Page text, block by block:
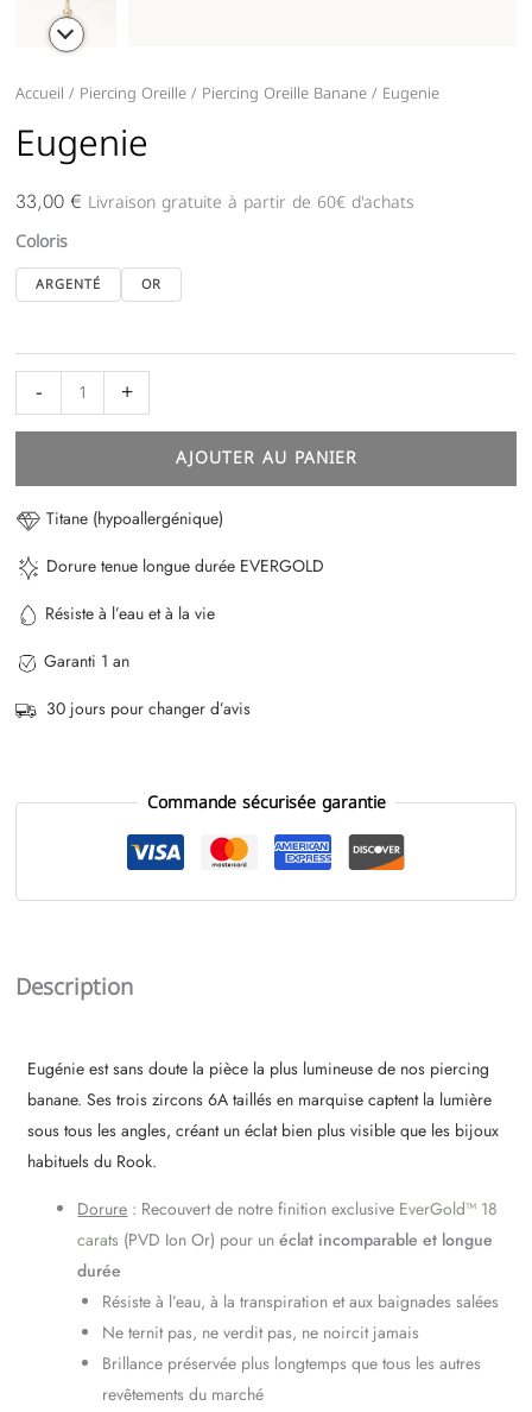
Accueil / Piercing Oreille/ Piercing Oreille Banane/ Eugenie
Eugenie
33,00€ Livraison gratuite à partir de 60€ d'achats
Coloris
ARGENTÉ OR
-
quantité
de
Eugenie
+
AJOUTER AU PANIER
Titane (hypoallergénique)
Dorure tenue longue durée EVERGOLD
Résiste à l’eau et à la vie
Garanti 1 an
30 jours pour changer d’avis
Commande sécurisée garantie
Description
Eugénie est sans doute la pièce la plus lumineuse de nos piercing
banane. Ses trois zircons 6A taillés en marquise captent la lumière
sous tous les angles, créant un éclat bien plus visible que les bijoux
habituels du Rook.
Dorure : Recouvert de notre finition exclusive EverGold™ 18
carats (PVD Ion Or) pour unéclat incomparable et longue
durée
Résiste à l’eau, à la transpiration et aux baignades salées
Ne ternit pas, ne verdit pas, ne noircit jamais
Brillance préservée plus longtemps que tous les autres
revêtements du marché